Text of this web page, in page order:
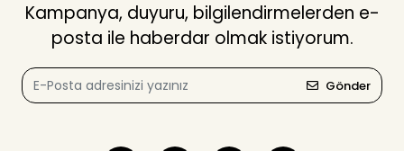
Kampanya, duyuru, bilgilendirmelerden e-
posta ile haberdar olmak istiyorum.
Gönder